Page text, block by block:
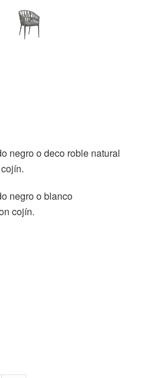
negro o deco roble natural
negro o blanco
cojín.